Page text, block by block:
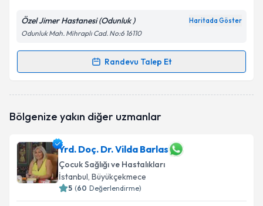
Özel Jimer Hastanesi (Odunluk ) Haritada Göster
Odunluk Mah. Mihraplı Cad. No:6 16110
Randevu Talep Et
Randevu Takvimi Talebi
talebi oluşturun. Size bu uzmandan randevu almanız
bilgilendireceğiz.
E-posta Adresiniz
Bölgenize yakın diğer uzmanlar
Yrd. Doç. Dr. Vilda Barlas
Çocuk Sağlığı ve Hastalıkları
İstanbul, Büyükçekmece
5 (60 Değerlendirme)